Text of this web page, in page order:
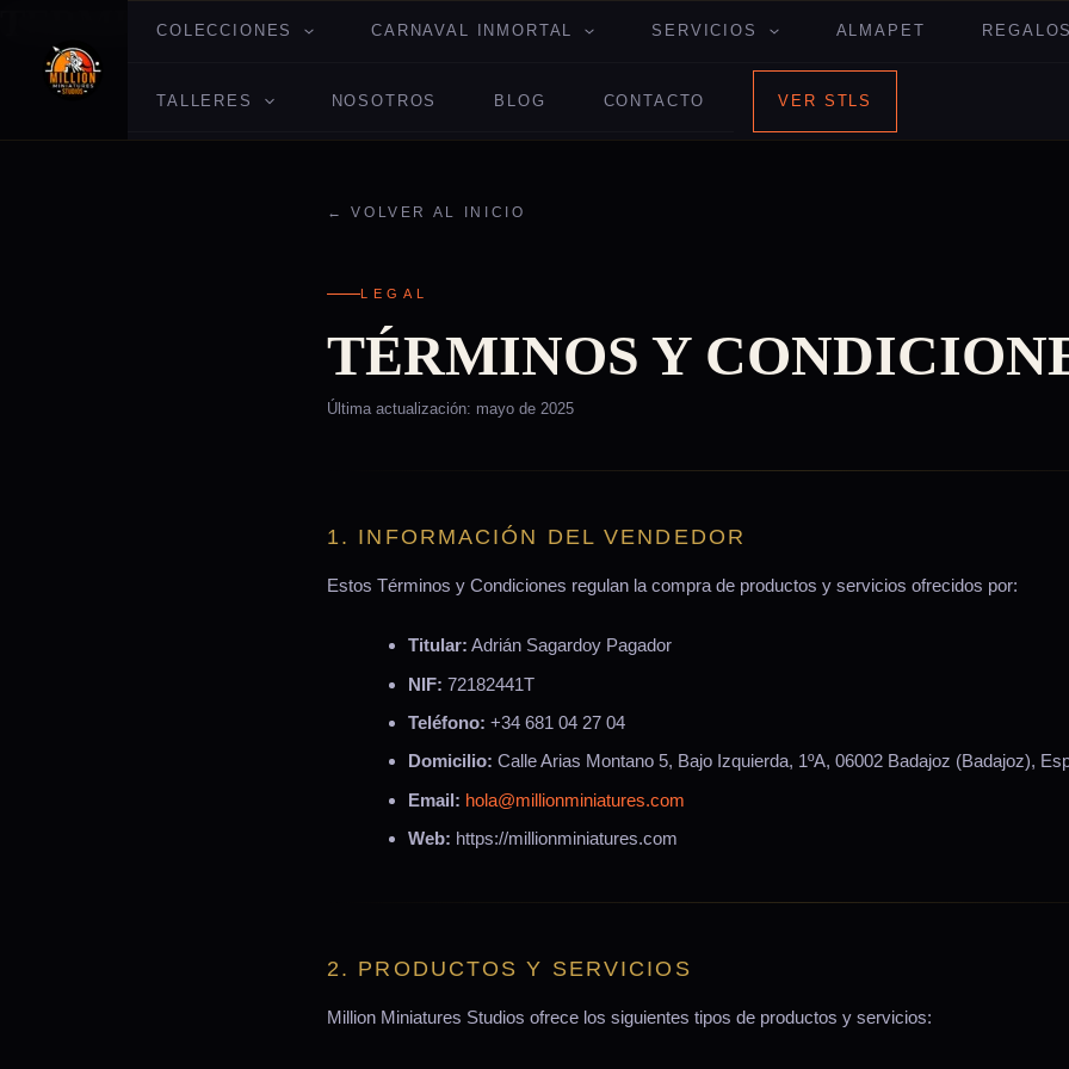
contenido
COLECCIONES CARNAVAL INMORTAL SERVICIOS ALMAPET
TALLERES NOSOTROS BLOG CONTACTO VER STLS
TERMINOS CONDICIONES
← VOLVER AL INICIO
LEGAL
TÉRMINOS Y
Última actualización: mayo de 2025
1. INFORMACIÓN DEL VENDEDOR
Estos Términos y Condiciones regulan la compra de productos y servicios ofrecidos por:
Titular: Adrián Sagardoy Pagador
NIF: 72182441T
Teléfono: +34 681 04 27 04
Domicilio: Calle Arias Montano 5, Bajo Izquierda, 1ºA, 06002 Badajoz (Badajoz),
Email: hola@millionminiatures.com
Web: https://millionminiatures.com
2. PRODUCTOS Y SERVICIOS
Million Miniatures Studios ofrece los siguientes tipos de productos y servicios: